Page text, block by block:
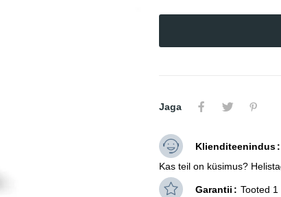
Jaga
Klienditeenindus
Kas teil on küsimus?
Garantii Tooted